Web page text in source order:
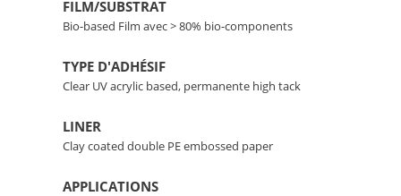
FILM/SUBSTRAT
Bio-based Film avec > 80% bio-components
TYPE D'ADHÉSIF
Clear UV acrylic based, permanente high tack
LINER
Clay coated double PE embossed paper
APPLICATIONS